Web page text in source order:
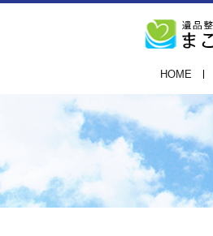
HOME